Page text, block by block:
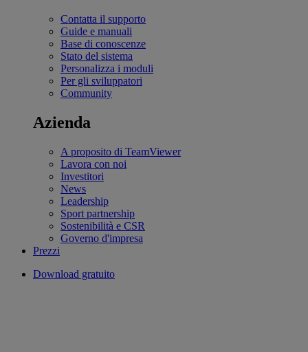
Contatta il supporto
Guide e manuali
Base di conoscenze
Stato del sistema
Personalizza i moduli
Per gli sviluppatori
Community
Azienda
A proposito di TeamViewer
Lavora con noi
Investitori
News
Leadership
Sport partnership
Sostenibilità e CSR
Governo d'impresa
Prezzi
Download gratuito